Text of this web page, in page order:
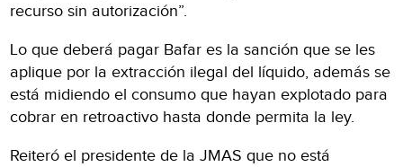
recurso sin autorización”.
Lo que deberá pagar Bafar es la sanción que se les
aplique por la extracción ilegal del líquido, además se
está midiendo el consumo que hayan explotado para
cobrar en retroactivo hasta donde permita la ley.
Reiteró el presidente de la JMAS que no está